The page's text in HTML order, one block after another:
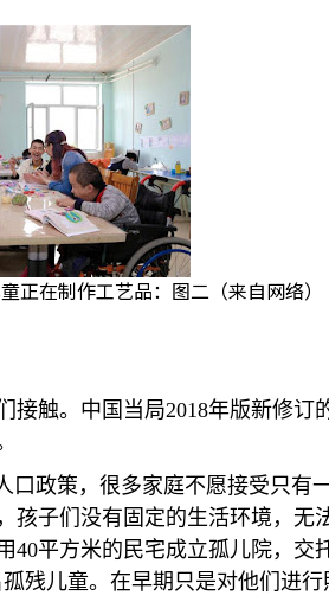
正在制作工艺品：图二（来自网络）
接触。中国当局2018年版新修订
口政策，很多家庭不愿接受只有
子们没有固定的生活环境，无
40平方米的民宅成立孤儿院，交
残儿童。在早期只是对他们进行